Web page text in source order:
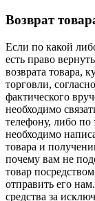
Возврат
Если по какой
есть право
возврата товара,
торговли,
фактического
необходимо
телефону, либо по
необходимо
товара и
почему вам не
товар
отправить его
средства за